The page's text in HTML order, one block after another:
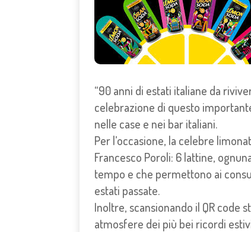
“90 anni di estati italiane da
celebrazione di questo
nelle case e nei bar italiani.
Per l’occasione, la celebre
Francesco Poroli: 6 lattine,
tempo e che permettono ai
estati passate.
Inoltre, scansionando il QR code
atmosfere dei più bei ricordi